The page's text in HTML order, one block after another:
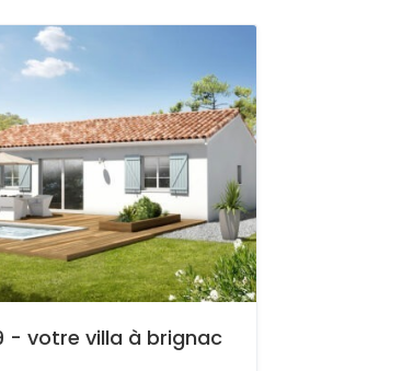
- votre villa à brignac